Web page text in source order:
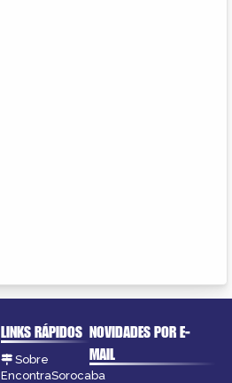
LINKS RÁPIDOS
Sobre
EncontraSorocaba
NOVIDADES POR E-
MAIL